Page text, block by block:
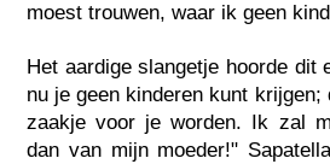
moest trouwen, waar ik geen
Het aardige slangetje hoorde dit
nu je geen kinderen kunt krijgen;
zaakje voor je worden. Ik zal
dan van mijn moeder!"